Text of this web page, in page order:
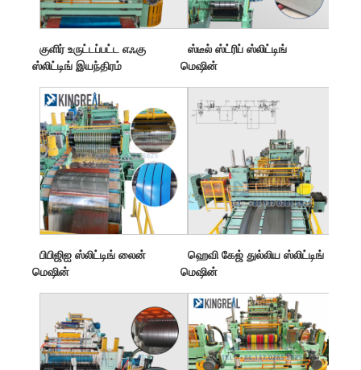
குளிர் உருட்டப்பட்ட எஃகு
ஸ்லிட்டிங் இயந்திரம்
ஸ்டீல் ஸ்ட்ரிப் ஸ்லிட்டிங்
மெஷின்
பிபிஜிஐ ஸ்லிட்டிங் லைன்
மெஷின்
ஹெவி கேஜ் துல்லிய ஸ்லிட்டிங்
மெஷின்